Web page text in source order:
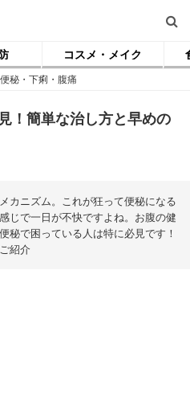
コスメ・メイク
便秘・下痢・腹痛
！簡単な治し方と早めの
カニズム。これが狂って便秘になる
じで一日が不快ですよね。お腹の健
秘で困っている人は特に必見です！
紹介